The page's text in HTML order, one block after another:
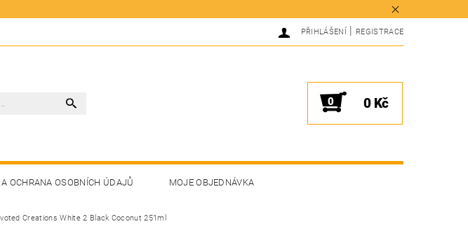
PŘIHLÁŠENÍ REGISTRACE
0 0 Kč
OCHRANA OSOBNÍCH ÚDAJŮ MOJE OBJEDNÁVKA
Creations White 2 Black Coconut 251ml